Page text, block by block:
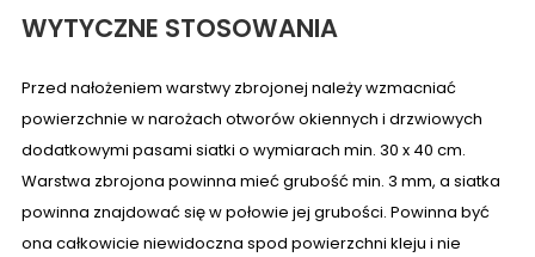
WYTYCZNE STOSOWANIA
Przed nałożeniem warstwy zbrojonej należy wzmacniać
powierzchnie w narożach otworów okiennych i drzwiowych
dodatkowymi pasami siatki o wymiarach min. 30 x 40 cm.
Warstwa zbrojona powinna mieć grubość min. 3 mm, a siatka
powinna znajdować się w połowie jej grubości. Powinna być
ona całkowicie niewidoczna spod powierzchni kleju i nie